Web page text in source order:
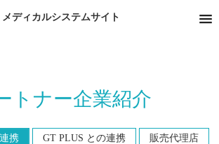
メディカルシステムサイト
トナー企業紹介
携 GT PLUS との連携 販売代理店